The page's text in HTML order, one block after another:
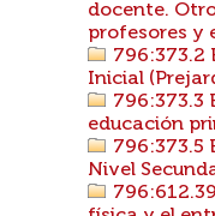
docente.
profesores y
796:373.2
Inicial
796:373.3
educación
796:373.5
Nivel